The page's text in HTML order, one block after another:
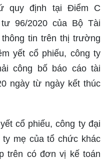
quy định tại Điểm C
96/2020 của Bộ Tài
tin trên thị trường
yết cổ phiếu, công ty
công bố báo cáo tài
ngày từ ngày kết thúc
cổ phiếu, công ty đại
mẹ của tổ chức khác
trên có đơn vị kế toán